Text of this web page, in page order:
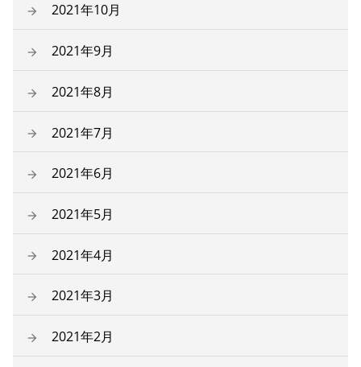
2021年10月
2021年9月
2021年8月
2021年7月
2021年6月
2021年5月
2021年4月
2021年3月
2021年2月